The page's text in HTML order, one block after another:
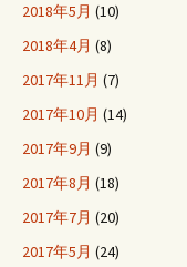
2018年5月 (10)
2018年4月 (8)
2017年11月 (7)
2017年10月 (14)
2017年9月 (9)
2017年8月 (18)
2017年7月 (20)
2017年5月 (24)